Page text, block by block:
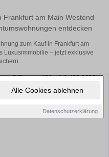
Alle Cookies ablehnen
Datenschutzerklärung
am Main Westend
entdecken
zum Kauf in Frankfurt am
Luxusimmobilie – jetzt exklusive